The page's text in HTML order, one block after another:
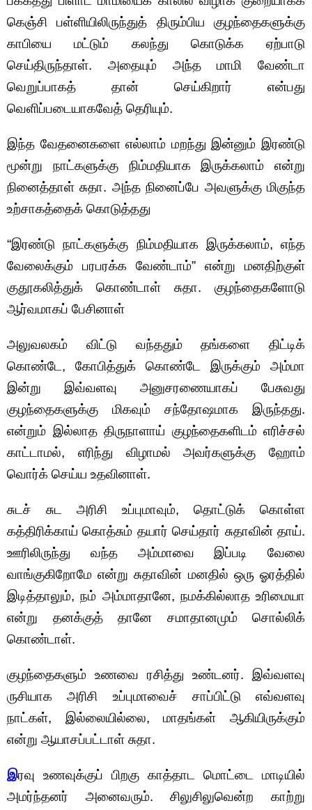
கெஞ்சி பள்ளியிலிருந்துத் திரும்பிய குழந்தைகளுக்கு
காபியை மட்டும் கலந்து கொடுக்க ஏற்பாடு
செய்திருந்தாள். அதையும் அந்த மாமி வேண்டா
வெறுப்பாகத் தான் செய்கிறார் என்பது
வெளிப்படையாகவேத் தெரியும்.
இந்த வேதனைகளை எல்லாம் மறந்து இன்னும் இரண்டு
மூன்று நாட்களுக்கு நிம்மதியாக இருக்கலாம் என்று
நினைத்தாள் சுதா. அந்த நினைப்பே அவளுக்கு மிகுந்த
உற்சாகத்தைக் கொடுத்தது
“இரண்டு நாட்களுக்கு நிம்மதியாக இருக்கலாம், எந்த
வேலைக்கும் பரபரக்க வேண்டாம்” என்று மனதிற்குள்
குதூகலித்துக் கொண்டாள் சுதா. குழந்தைகளோடு
ஆர்வமாகப் பேசினாள்
அலுவலகம் விட்டு வந்ததும் தங்களை திட்டிக்
கொண்டே, கோபித்துக் கொண்டே இருக்கும் அம்மா
இன்று இவ்வளவு அனுசரணையாகப் பேசுவது
குழந்தைகளுக்கு மிகவும் சந்தோஷமாக இருந்தது.
என்றும் இல்லாத திருநாளாய் குழந்தைகளிடம் எரிச்சல்
காட்டாமல், எரிந்து விழாமல் அவர்களுக்கு ஹோம்
வொர்க் செய்ய உதவினாள்.
சுடச் சுட அரிசி உப்புமாவும், தொட்டுக் கொள்ள
கத்திரிக்காய் கொத்சும் தயார் செய்தார் சுதாவின் தாய்.
ஊரிலிருந்து வந்த அம்மாவை இப்படி வேலை
வாங்குகிறோமே என்று சுதாவின் மனதில் ஒரு ஓரத்தில்
இடித்தாலும், நம் அம்மாதானே, நமக்கில்லாத உரிமையா
என்று தனக்குத் தானே சமாதானமும் சொல்லிக்
கொண்டாள்.
குழந்தைகளும் உணவை ரசித்து உண்டனர். இவ்வளவு
ருசியாக அரிசி உப்புமாவைச் சாப்பிட்டு எவ்வளவு
நாட்கள், இல்லையில்லை, மாதங்கள் ஆகியிருக்கும்
என்று ஆயாசப்பட்டாள் சுதா.
இரவு உணவுக்குப் பிறகு காத்தாட மொட்டை மாடியில்
அமர்ந்தனர் அனைவரும். சிலுசிலுவென்ற காற்று